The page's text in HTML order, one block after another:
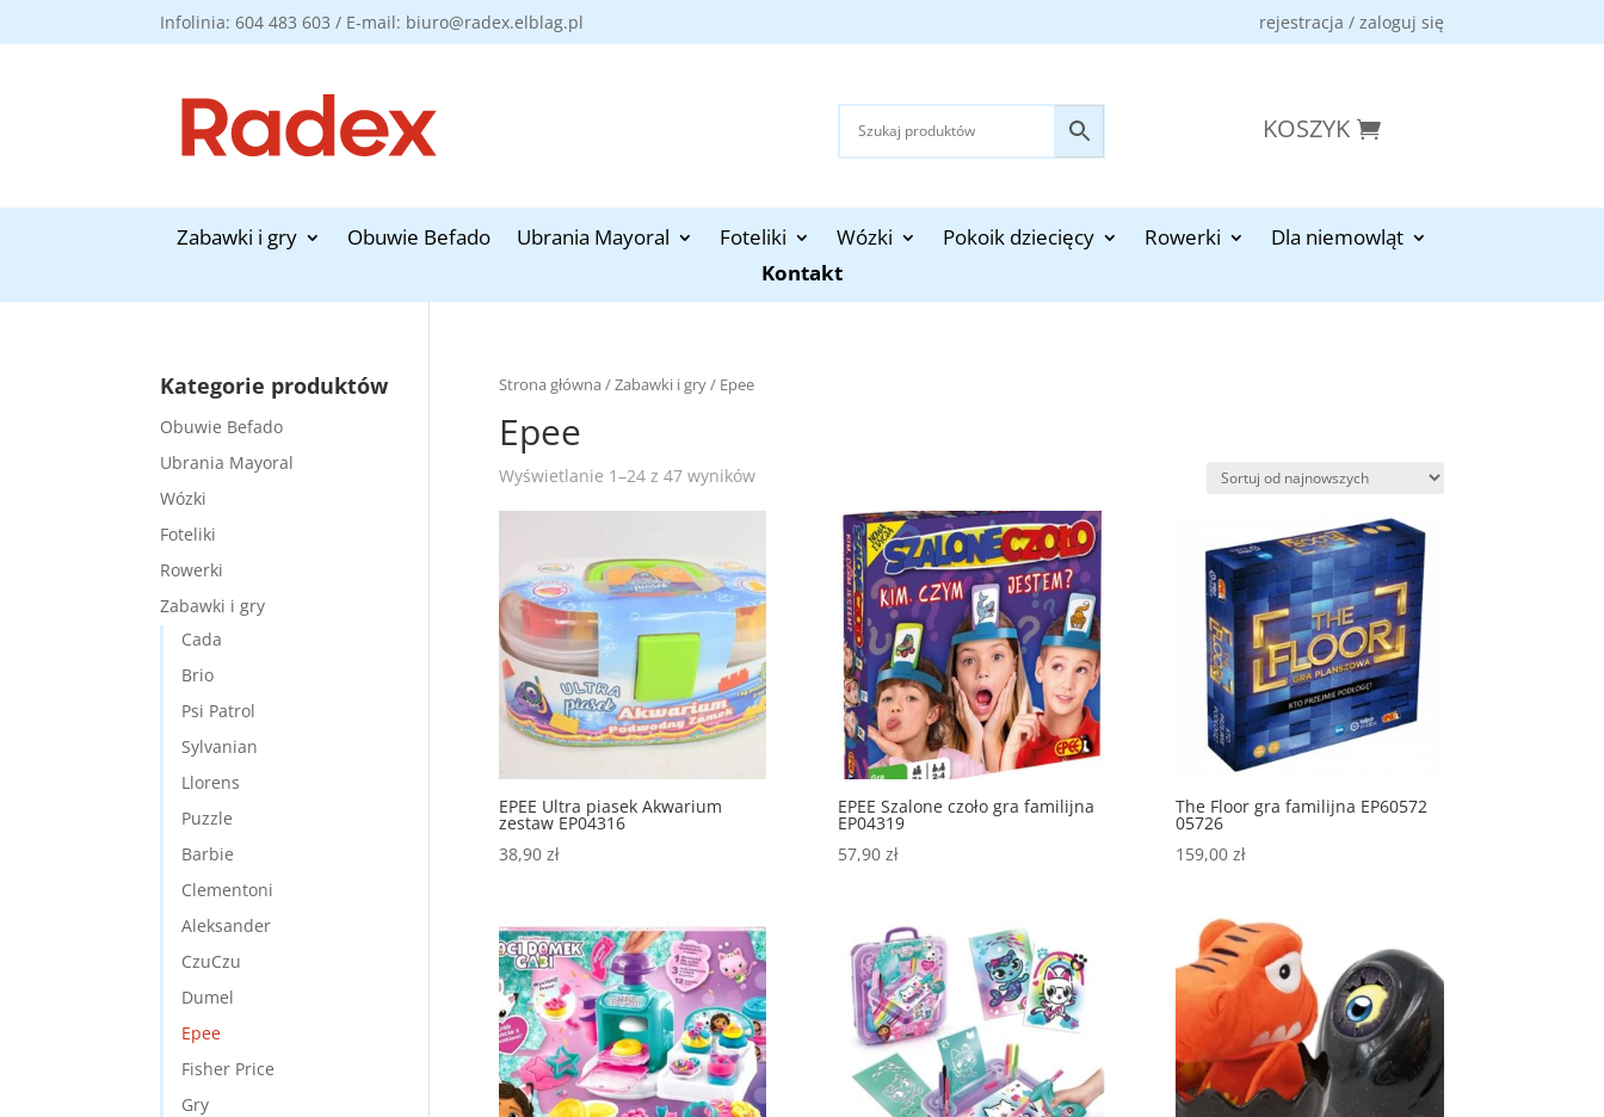
Infolinia: 604 483 603 / E-mail: biuro@radex.elblag.pl rejestracja / zaloguj się
KOSZYK
Zabawki i gry Obuwie Befado Ubrania Mayoral Foteliki Wózki Pokoik dziecięcy Rowerki
Dla niemowląt
Kontakt
Strona główna /Zabawki i gry/ Epee
Epee
Wyświetlanie 1–24 z 47 wynikówPosortowane
najnowszych
EPEE Ultra piasek Akwarium
zestaw EP04316
38,90 zł
EPEE Szalone czoło gra familijna
EP04319
57,90 zł
The Floor gra familijna EP60572
05726
159,00zł
Kategorie produktów
Obuwie Befado
Ubrania Mayoral
Wózki
Foteliki
Rowerki
Zabawki i gry
Cada
Brio
Psi Patrol
Sylvanian
Llorens
Puzzle
Barbie
Clementoni
Aleksander
CzuCzu
Dumel
Epee
Fisher Price
Gry